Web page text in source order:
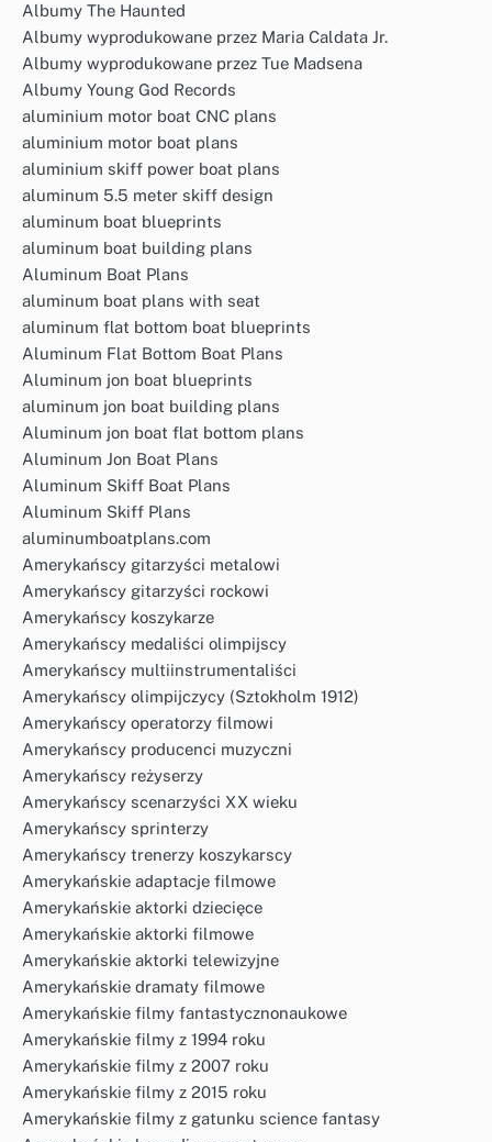
Albumy The Haunted
Albumy wyprodukowane przez Maria Caldata Jr.
Albumy wyprodukowane przez Tue Madsena
Albumy Young God Records
aluminium motor boat CNC plans
aluminium motor boat plans
aluminium skiff power boat plans
aluminum 5.5 meter skiff design
aluminum boat blueprints
aluminum boat building plans
Aluminum Boat Plans
aluminum boat plans with seat
aluminum flat bottom boat blueprints
Aluminum Flat Bottom Boat Plans
Aluminum jon boat blueprints
aluminum jon boat building plans
Aluminum jon boat flat bottom plans
Aluminum Jon Boat Plans
Aluminum Skiff Boat Plans
Aluminum Skiff Plans
aluminumboatplans.com
Amerykańscy gitarzyści metalowi
Amerykańscy gitarzyści rockowi
Amerykańscy koszykarze
Amerykańscy medaliści olimpijscy
Amerykańscy multiinstrumentaliści
Amerykańscy olimpijczycy (Sztokholm 1912)
Amerykańscy operatorzy filmowi
Amerykańscy producenci muzyczni
Amerykańscy reżyserzy
Amerykańscy scenarzyści XX wieku
Amerykańscy sprinterzy
Amerykańscy trenerzy koszykarscy
Amerykańskie adaptacje filmowe
Amerykańskie aktorki dziecięce
Amerykańskie aktorki filmowe
Amerykańskie aktorki telewizyjne
Amerykańskie dramaty filmowe
Amerykańskie filmy fantastycznonaukowe
Amerykańskie filmy z 1994 roku
Amerykańskie filmy z 2007 roku
Amerykańskie filmy z 2015 roku
Amerykańskie filmy z gatunku science fantasy